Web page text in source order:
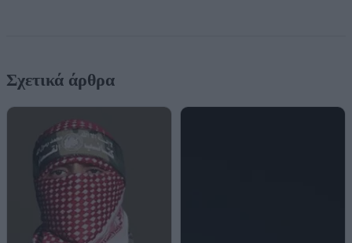
Σχετικά άρθρα